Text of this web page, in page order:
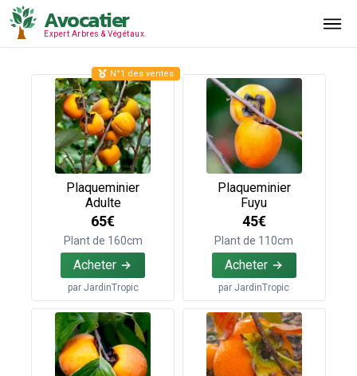
Avocatier
Expert Arbres & Végétaux.
Plaqueminier
Adulte
65€
Plant de 160cm
Acheter
par JardinTropic
N°1 des ventes
Plaqueminier
Fuyu
45€
Plant de 110cm
Acheter
parJardinTropic